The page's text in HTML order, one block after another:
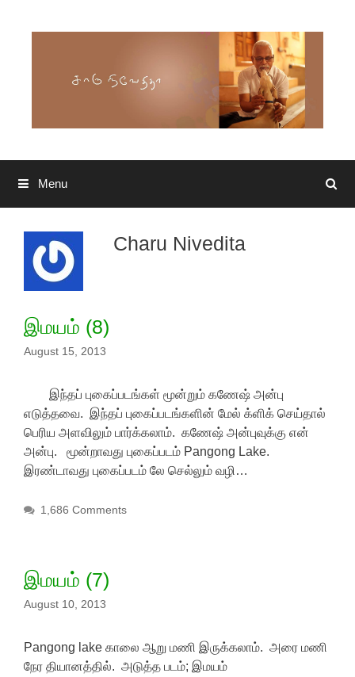
Search
Menu
Charu Nivedita
இமயம் (8)
August 15, 2013
இந்தப் புகைப்படங்கள் மூன்றும் கணேஷ் அன்பு
எடுத்தவை. இந்தப் புகைப்படங்களின் மேல் க்ளிக் செய்தால்
பெரிய அளவிலும் பார்க்கலாம். கணேஷ் அன்புவுக்கு என்
அன்பு. மூன்றாவது புகைப்படம் Pangong Lake.
இரண்டாவது புகைப்படம் லே செல்லும் வழி…
1,686 Comments
இமயம் (7)
August 10, 2013
Pangong lake காலை ஆறு மணி இருக்கலாம். அரை மணி
நேர தியானத்தில். அடுத்த படம்; இமயம்